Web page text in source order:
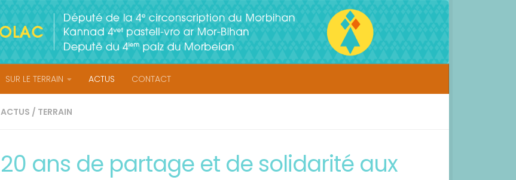
SUR LE TERRAIN ACTUS CONTACT
ACTUS / TERRAIN
20 ans de partage et de solidarité aux